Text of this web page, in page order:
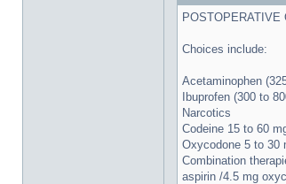
Choices include:
Acetaminophen
Ibuprofen (300 to
Narcotics
Codeine 15 to 60
Oxycodone 5 to 30
Combination
aspirin /4.5 mg